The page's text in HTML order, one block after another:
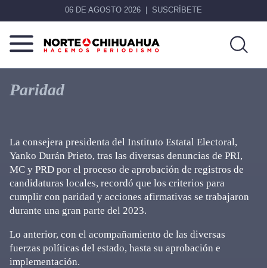
06 DE AGOSTO 2026 SUSCRÍBETE
Norte
De
Chihuahua
Más
que
noticias,
Paridad
La consejera presidenta del Instituto Estatal Electoral,
Yanko Durán Prieto, tras las diversas denuncias de PRI,
MC y PRD por el proceso de aprobación de registros de
candidaturas locales, recordó que los criterios para
cumplir con paridad y acciones afirmativas se trabajaron
durante una gran parte del 2023.
Lo anterior, con el acompañamiento de las diversas
fuerzas políticas del estado, hasta su aprobación e
implementación.